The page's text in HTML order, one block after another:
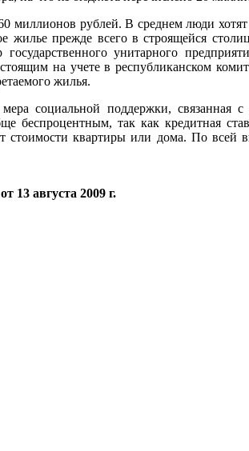
рублей. В среднем люди
жилье прежде всего в строящейся
государственного унитарного
на учете в республиканском
жилья.
социальной поддержки, связанная
беспроцентным, так как кредитная
стоимости квартиры или дома. По всей
13 августа 2009 г.